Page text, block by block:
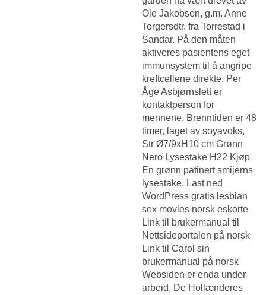
Ole Jakobsen, g.m. Anne
Torgersdtr. fra Torrestad i
Sandar. På den måten
aktiveres pasientens eget
immunsystem til å angripe
kreftcellene direkte. Per
Åge Asbjørnslett er
kontaktperson for
mennene. Brenntiden er 48
timer, laget av soyavoks,
Str Ø7/9xH10 cm Grønn
Nero Lysestake H22 Kjøp
En grønn patinert smijerns
lysestake. Last ned
WordPress gratis lesbian
sex movies norsk eskorte
Link til brukermanual til
Nettsideportalen på norsk
Link til Carol sin
brukermanual på norsk
Websiden er enda under
arbeid. De Hollænderes